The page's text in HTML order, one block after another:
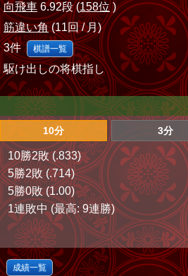
向飛車 6.92段 (158位)
筋違い角(11回 / 月)
3件 棋譜一覧
駆け出しの将棋指し
10分 3分
10勝2敗 (.833)
5勝2敗 (.714)
5勝0敗 (1.00)
1連敗中 (最高: 9連勝)
成績一覧